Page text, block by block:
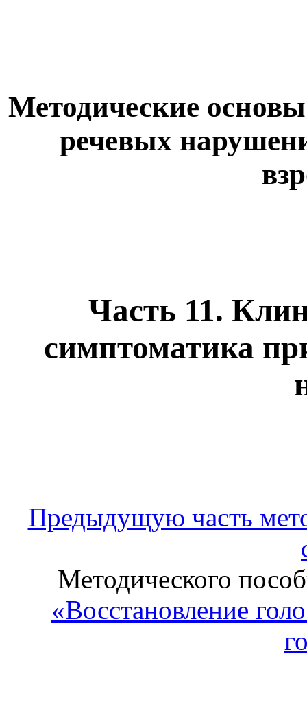
Методические
речевых
Часть 11.
симптоматика
Предыдущую часть
Методического
«Восстановление